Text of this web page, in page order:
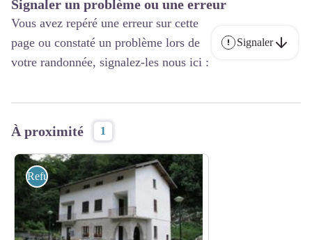
Signaler un problème ou une erreur
Vous avez repéré une erreur sur cette
page ou constaté un problème lors de
votre randonnée, signalez-les nous ici :
Signaler
À proximité 1
Refuges